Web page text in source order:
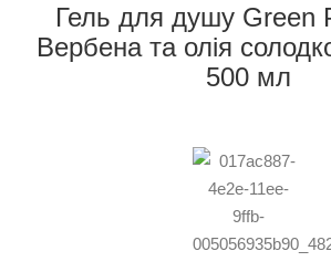
Гель для душу Green
Вербена та олія
500 мл